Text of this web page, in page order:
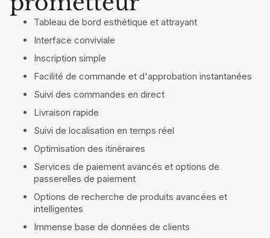
Tableau de bord esthétique et attrayant
Interface conviviale
Inscription simple
Facilité de commande et d'approbation instantanées
Suivi des commandes en direct
Livraison rapide
Suivi de localisation en temps réel
Optimisation des itinéraires
Services de paiement avancés et options de
passerelles de paiement
Options de recherche de produits avancées et
intelligentes
Immense base de données de clients